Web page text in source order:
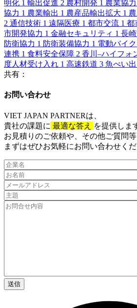
明化 1 輸出促進 2 農村開発 1 農業協力
協力 1 農業輸出 1 農産品輸出拡大 1
2 通信技術 1 遠隔医療 1 都市交流 1 都
市開発協力 1 金融セキュリティ 1 長
防衛協力 1 防衛装備協力 1 電動バイク
連携 1 食料安全保障 2 香川–ハイフォ
度人材受け入れ 1 高速鉄道 3 魚べい
共有：
お問い合わせ​
VIET JAPAN PARTNERは、
貴社の課題に 最適な答え
を提供しま
お見積りのご依頼や、その他ご質問等
まずはぜひお気軽にお問い合わせくだ